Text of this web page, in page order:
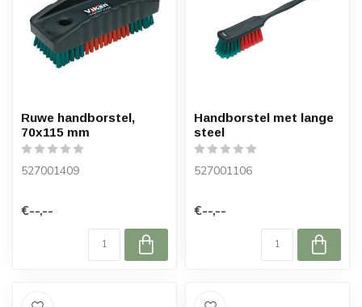
Ruwe handborstel,
70x115 mm
527001409
€--,--
Handborstel met lange
steel
527001106
€--,--